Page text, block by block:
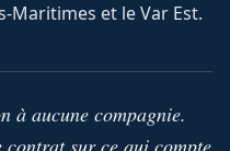
Maritimes et le Var Est.
à aucune compagnie.
sur ce qui compte